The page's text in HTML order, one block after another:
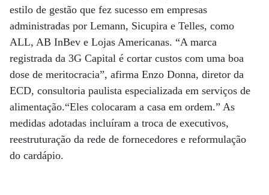
estilo de gestão que fez sucesso em empresas
administradas por Lemann, Sicupira e Telles, como
ALL, AB InBev e Lojas Americanas. “A marca
registrada da 3G Capital é cortar custos com uma boa
dose de meritocracia”, afirma Enzo Donna, diretor da
ECD, consultoria paulista especializada em serviços de
alimentação.“Eles colocaram a casa em ordem.” As
medidas adotadas incluíram a troca de executivos,
reestruturação da rede de fornecedores e reformulação
do cardápio.